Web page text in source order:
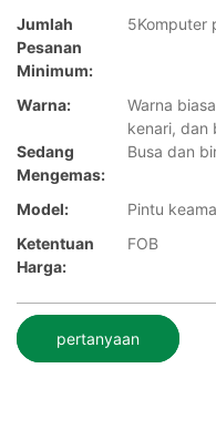
Jumlah
Pesanan
Minimum:
5Komputer
Warna:
Warna
kenari, dan
Sedang
Mengemas:
Busa dan
Model:
Pintu
Ketentuan
Harga:
FOB
pertanyaan